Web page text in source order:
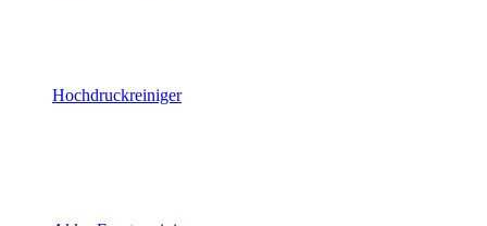
Hochdruckreiniger